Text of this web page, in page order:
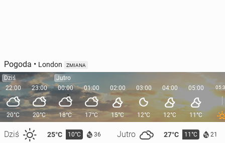
Pogoda • London ZMIANA
Dziś
22:00
20°C
Dziś 25°C 10°C 36 Jutro 27°C 11°C 21
23:00
20°C
Jutro
00:00
18°C
01:00
17°C
02:00
15°C
03:00
12°C
04:00
12°C
05:00
11°C